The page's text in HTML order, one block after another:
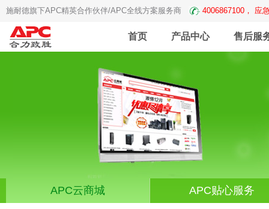
施耐德旗下APC精英合作伙伴/APC全线方案服务商 4006867100， 应
首页 产品中心 售后服
APC云商城 APC贴心服务